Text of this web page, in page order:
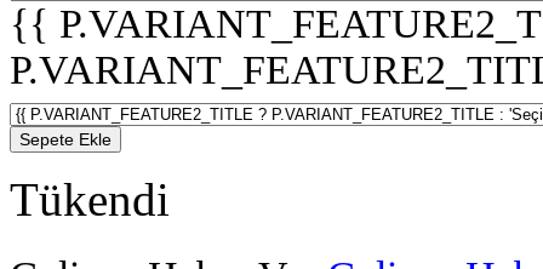
{{
Sepete Ekle
Tükendi